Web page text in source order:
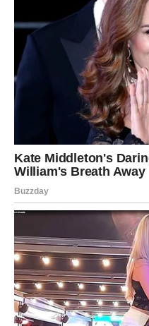
Intuicija vas
boljem životu
Do kraja 2026. osjećat
Vage ulaze u jedan od
Ako ste dugo čekali pravu
ljubav koja mijenja sve.
Srce vam
zaslužuje
Na poslovnom planu